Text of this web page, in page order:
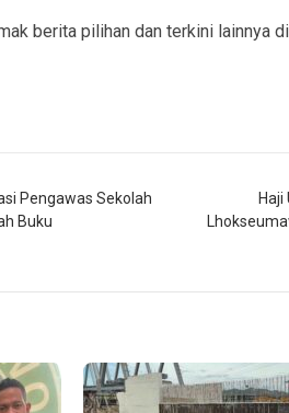
berita pilihan dan terkini lainnya di
Pengawas Sekolah
Buku
Haji